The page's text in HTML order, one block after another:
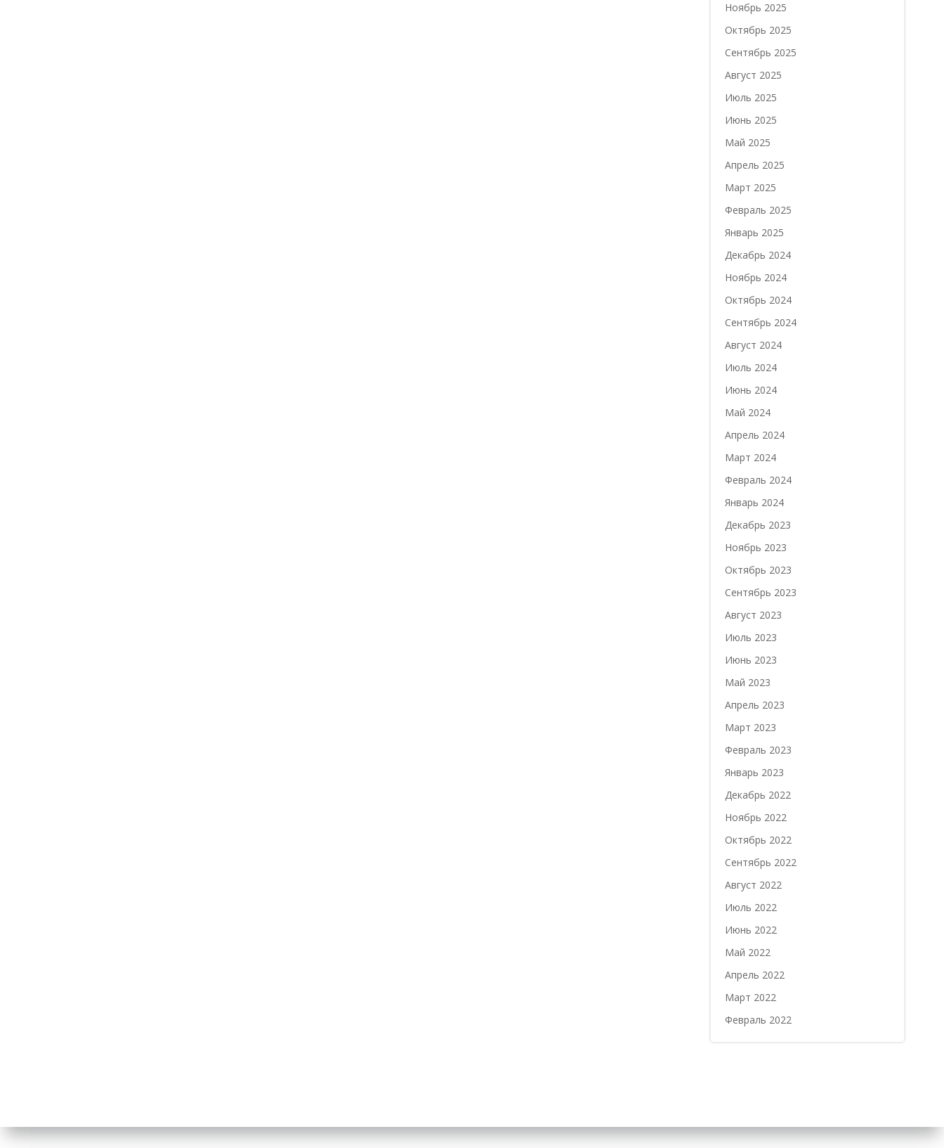
Ноябрь 2025
Октябрь 2025
Сентябрь 2025
Август 2025
Июль 2025
Июнь 2025
Май 2025
Апрель 2025
Март 2025
Февраль 2025
Январь 2025
Декабрь 2024
Ноябрь 2024
Октябрь 2024
Сентябрь 2024
Август 2024
Июль 2024
Июнь 2024
Май 2024
Апрель 2024
Март 2024
Февраль 2024
Январь 2024
Декабрь 2023
Ноябрь 2023
Октябрь 2023
Сентябрь 2023
Август 2023
Июль 2023
Июнь 2023
Май 2023
Апрель 2023
Март 2023
Февраль 2023
Январь 2023
Декабрь 2022
Ноябрь 2022
Октябрь 2022
Сентябрь 2022
Август 2022
Июль 2022
Июнь 2022
Май 2022
Апрель 2022
Март 2022
Февраль 2022